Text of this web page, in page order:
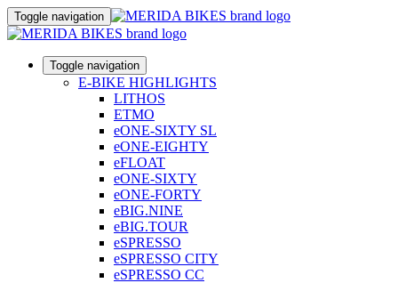
Toggle navigation
Toggle navigation
E-BIKE HIGHLIGHTS
LITHOS
ETMO
eONE-SIXTY SL
eONE-EIGHTY
eFLOAT
eONE-SIXTY
eONE-FORTY
eBIG.NINE
eBIG.TOUR
eSPRESSO
eSPRESSO CITY
eSPRESSO CC